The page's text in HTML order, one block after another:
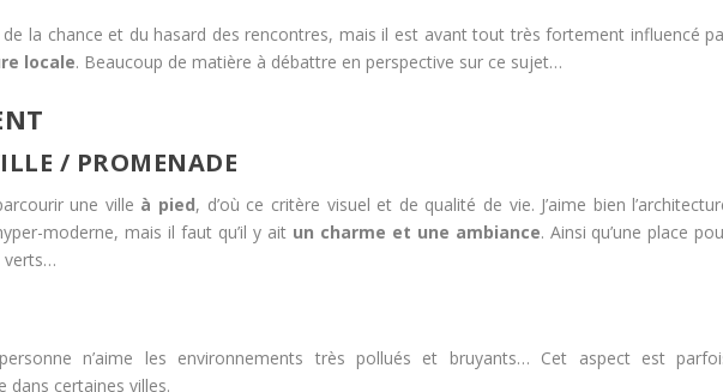
la chance et du hasard des rencontres, mais il est avant tout très fortement influencé
locale. Beaucoup de matière à débattre en perspective sur ce sujet…
/ PROMENADE
une ville à pied, d’où ce critère visuel et de qualité de vie. J’aime bien
moderne, mais il faut qu’il y ait un charme et une ambiance. Ainsi qu’une place
verts…
n’aime les environnements très pollués et bruyants… Cet aspect est
certaines villes.